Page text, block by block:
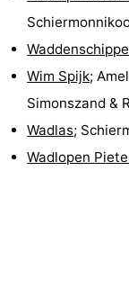
aan
Zee
Noordhollands
duinreservaat
Wijk
aan
Zee
-
Natuur
Zuid-
Amsterdam
-
Wim Spijk;
Simonszand &
Wadlas;
Wadlopen